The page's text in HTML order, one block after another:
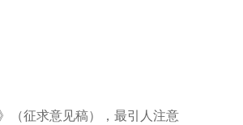
（征求意见稿），最引人注意